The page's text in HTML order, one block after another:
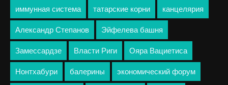
иммунная система татарские корни канцелярия
Александр Степанов Эйфелева башня
Замессардзе Власти Риги Ояра Вациетиса
Нонтхабури балерины экономический форум